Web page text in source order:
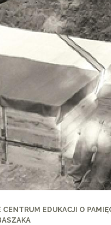
CENTRUM EDUKACJI O